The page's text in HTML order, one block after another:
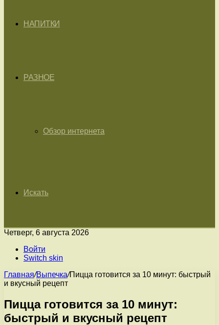
НАПИТКИ
РАЗНОЕ
Обзор интернета
Искать
Четверг, 6 августа 2026
Войти
Switch skin
Главная/Выпечка/Пицца готовится за 10 минут: быстрый
и вкусный рецепт
Пицца готовится за 10 минут:
быстрый и вкусный рецепт